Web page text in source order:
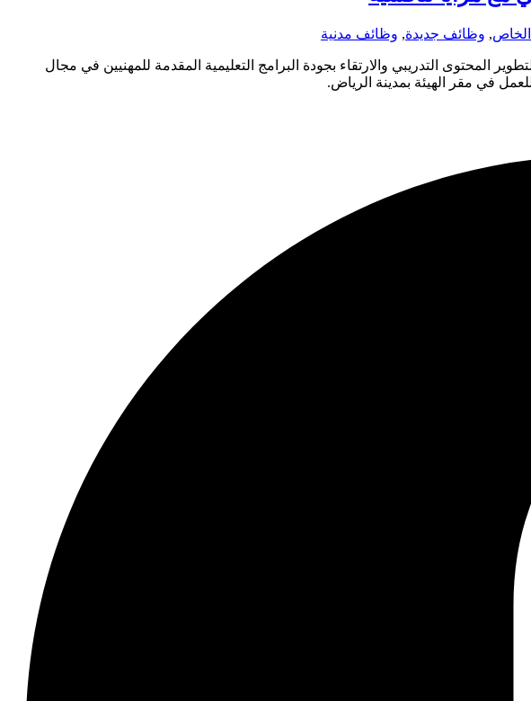
, وظائف جديدة, وظائف مدنية
التدريبي والارتقاء بجودة البرامج التعليمية المقدمة للمهنيين في مجال
في مقر الهيئة بمدينة الرياض.